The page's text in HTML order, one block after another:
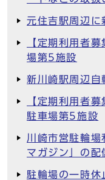
元住吉駅周辺に
【定期利用者
場第5施設
新川崎駅周辺
【定期利用者
駐車場第5施設
川崎市営駐輪場
マガジン」の配
駐輪場の一時休